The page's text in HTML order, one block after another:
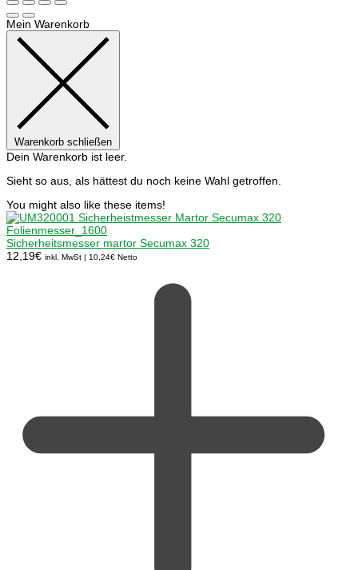
Mein Warenkorb
Warenkorb schließen
Dein Warenkorb ist leer.
Sieht so aus, als hättest du noch keine Wahl getroffen.
You might also like these items!
Sicherheitsmesser martor Secumax 320
12,19€ inkl. MwSt | 10,24€ Netto